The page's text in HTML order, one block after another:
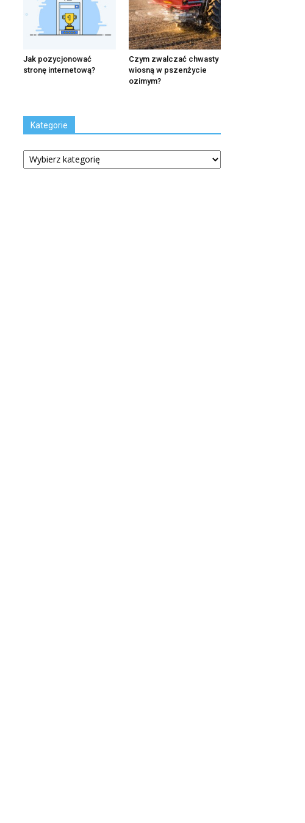
Jak pozycjonować
stronę internetową?
Czym zwalczać chwasty
wiosną w pszenżycie
ozimym?
Kategorie
Kategorie